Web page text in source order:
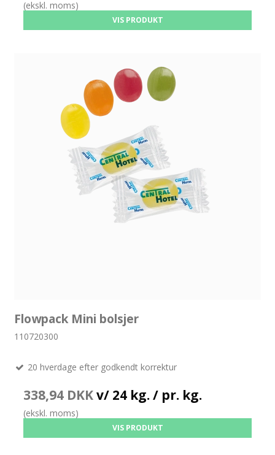
(ekskl. moms)
VIS PRODUKT
Flowpack Mini bolsjer
110720300
20 hverdage efter godkendt korrektur
338,94 DKKv/ 24 kg. / pr. kg.
(ekskl. moms)
VIS PRODUKT